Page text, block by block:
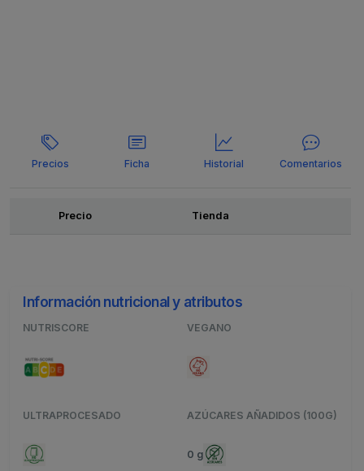
Precios Ficha Historial Comentarios
OfertasPrecio Tienda
Información nutricional y atributos
NUTRISCORE VEGANO
ULTRAPROCESADO AZÚCARES AÑADIDOS (100G)
0 g